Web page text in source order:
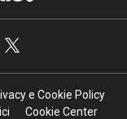
e Cookie Policy
Cookie Center